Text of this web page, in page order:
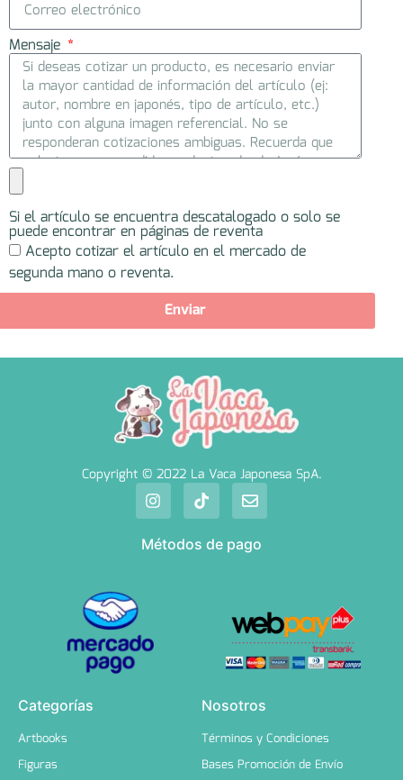
Mensaje
Si el artículo se encuentra descatalogado o solo se
puede encontrar en páginas de reventa
Acepto cotizar el artículo en el mercado de
segunda mano o reventa.
Enviar
Copyright © 2022 La Vaca Japonesa SpA.
Métodos de pago
Categorías
Artbooks
Figuras
Nosotros
Términos y Condiciones
Bases Promoción de Envío